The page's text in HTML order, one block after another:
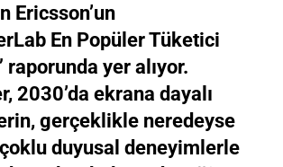
Ericsson’un
En Popüler Tüketici
raporunda yer alıyor.
2030’da ekrana dayalı
gerçeklikle neredeyse
duyusal deneyimlerle